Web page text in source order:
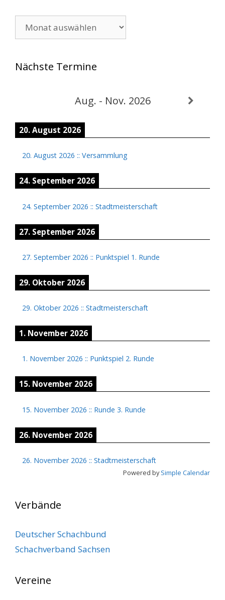
Nächste Termine
Aug. - Nov. 2026
20. August 2026
20. August 2026 :: Versammlung
24. September 2026
24. September 2026 :: Stadtmeisterschaft
27. September 2026
27. September 2026 :: Punktspiel 1. Runde
29. Oktober 2026
29. Oktober 2026 :: Stadtmeisterschaft
1. November 2026
1. November 2026 :: Punktspiel 2. Runde
15. November 2026
15. November 2026 :: Runde 3. Runde
26. November 2026
26. November 2026 :: Stadtmeisterschaft
Powered bySimple Calendar
Verbände
Deutscher Schachbund
Schachverband Sachsen
Vereine